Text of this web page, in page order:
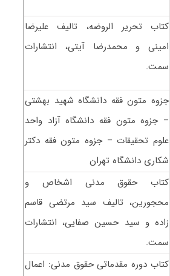
کتاب تحریر الروضه، تالیف علیرضا
امینی و محمدرضا آیتی، انتشارات
سمت.
جزوه متون فقه دانشگاه شهید بهشتی
– جزوه متون فقه دانشگاه آزاد واحد
علوم تحقیقات – جزوه متون فقه دکتر
شکاری دانشگاه تهران
کتاب حقوق مدنی اشخاص و
محجورین، تالیف سید مرتضی قاسم
زاده و سید حسین صفایی، انتشارات
سمت.
کتاب دوره مقدماتی حقوق مدنی: اعمال